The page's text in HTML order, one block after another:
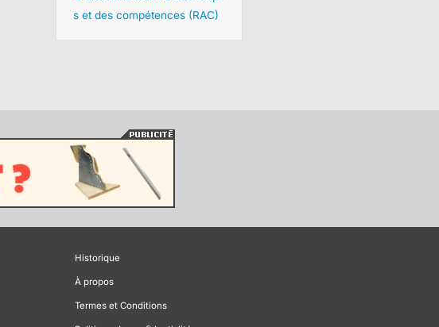
s et des compétences (RAC)
Historique
À propos
Termes et Conditions